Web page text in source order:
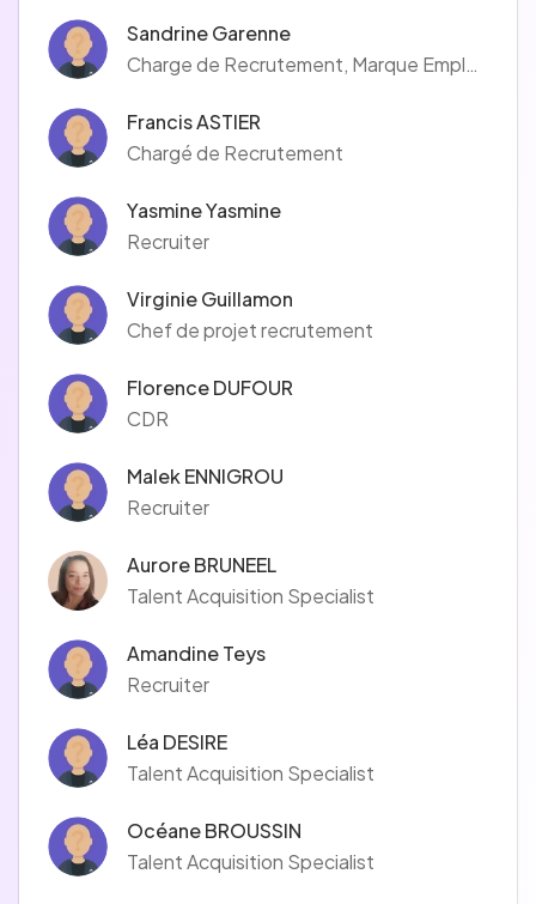
Sandrine Garenne
Charge de Recrutement, Marque Employeur
Francis ASTIER
Chargé de Recrutement
Yasmine Yasmine
Recruiter
Virginie Guillamon
Chef de projet recrutement
Florence DUFOUR
CDR
Malek ENNIGROU
Recruiter
Aurore BRUNEEL
Talent Acquisition Specialist
Amandine Teys
Recruiter
Léa DESIRE
Talent Acquisition Specialist
Océane BROUSSIN
Talent Acquisition Specialist